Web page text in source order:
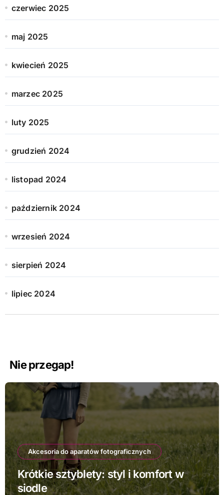
czerwiec 2025
maj 2025
kwiecień 2025
marzec 2025
luty 2025
grudzień 2024
listopad 2024
październik 2024
wrzesień 2024
sierpień 2024
lipiec 2024
Nie przegap!
Akcesoria do aparatów fotograficznych
Krótkie sztyblety: styl i komfort w
siodle